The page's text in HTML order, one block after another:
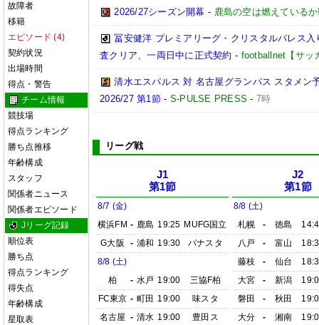
故障者
移籍
エピソード (4)
契約状況
出場時間
得点・警告
チーム情報
競技場
得点ランキング
勝ち点推移
年齢構成
スタッフ
関係者ニュース
関係者エピソード
Jリーグ記録
順位表
勝ち点
得点ランキング
得失点
年齢構成
星取表
2026/27シーズン開幕 - 鹿島の空は燃えている
冨安健洋 プレミアリーグ・クリスタルパレス
査クリア、一両日中に正式契約 - footballnet【サッ
清水エスパルス 対 名古屋グランパス スタメン
2026/27 第1節 - S-PULSE PRESS -7時
リーグ戦
J1
第1節
8/7 (金)
横浜FM - 鹿島 19:25 MUFG国立
G大阪
- 浦和 19:30
パナスタ
8/8 (土)
柏
- 水戸 19:00
三協F柏
FC東京 - 町田 19:00
味スタ
名古屋 - 清水 19:00
豊田ス
J2
第1節
8/8 (土)
札幌
- 徳島
八戸
- 富山
藤枝
- 仙台
大宮
- 新潟
磐田
- 秋田
大分
- 湘南